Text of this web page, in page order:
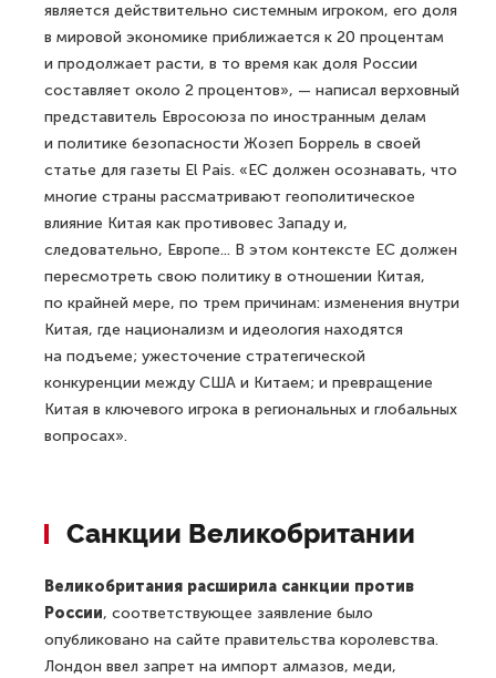
является действительно системным игроком, его доля
в мировой экономике приближается к 20 процентам
и продолжает расти, в то время как доля России
составляет около 2 процентов», — написал верховный
представитель Евросоюза по иностранным делам
и политике безопасности Жозеп Боррель в своей
статье для газеты El Pais. «ЕС должен осознавать, что
многие страны рассматривают геополитическое
влияние Китая как противовес Западу и,
следовательно, Европе... В этом контексте ЕС должен
пересмотреть свою политику в отношении Китая,
по крайней мере, по трем причинам: изменения внутри
Китая, где национализм и идеология находятся
на подъеме; ужесточение стратегической
конкуренции между США и Китаем; и превращение
Китая в ключевого игрока в региональных и глобальных
вопросах».
Санкции Великобритании
Великобритания расширила санкции против
России, соответствующее заявление было
опубликовано на сайте правительства королевства.
Лондон ввел запрет на импорт алмазов, меди,